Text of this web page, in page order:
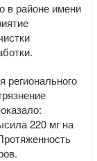
в районе имени
регионального
220 мг на